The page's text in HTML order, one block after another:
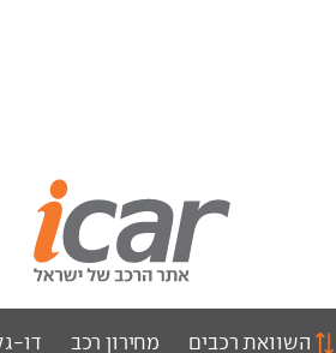
השוואת רכבים מחירון רכב דו-